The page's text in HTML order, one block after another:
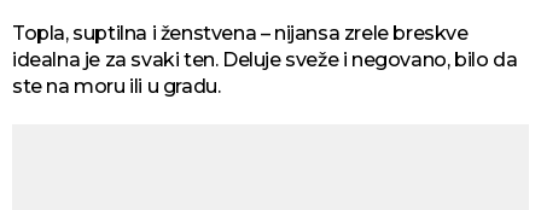
Topla, suptilna i ženstvena – nijansa zrele breskve
idealna je za svaki ten. Deluje sveže i negovano, bilo da
ste na moru ili u gradu.